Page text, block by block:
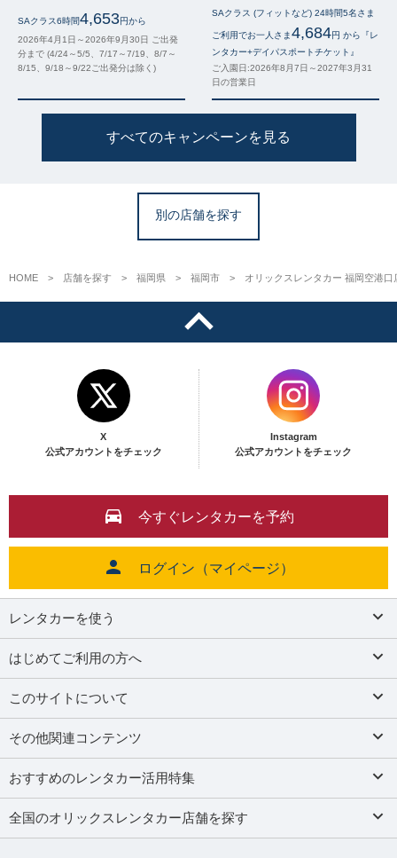
SAクラス6時間4,653円から
2026年4月1日～2026年9月30日 ご出発
分まで (4/24～5/5、7/17～7/19、8/7～
8/15、9/18～9/22ご出発分は除く)
SAクラス (フィットなど) 24時間5名さま
ご利用でお一人さま4,684円 から『レ
ンタカー+デイパスポートチケット』
ご入園日:2026年8月7日～2027年3月31
日の営業日
すべてのキャンペーンを見る
別の店舗を探す
HOME 店舗を探す 福岡県 福岡市 オリックスレンタカー 福岡空港口
X
公式アカウントをチェック
Instagram
公式アカウントをチェック
今すぐレンタカーを予約
ログイン（マイページ）
レンタカーを使う
はじめてご利用の方へ
このサイトについて
その他関連コンテンツ
おすすめのレンタカー活用特集
全国のオリックスレンタカー店舗を探す